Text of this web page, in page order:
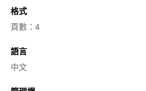
格式
頁數：4
語言
中文